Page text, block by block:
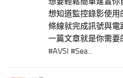
想知道監控錄影使用
條線就完成訊號與電
一篇文章就是你需要
#AVSI #Sea...